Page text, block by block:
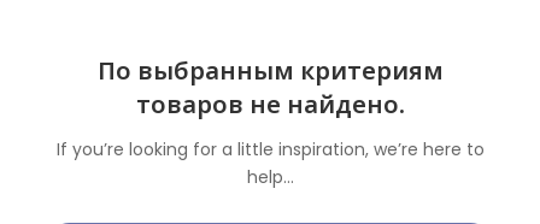
По выбранным критериям
товаров не найдено.
If you’re looking for a little inspiration, we’re here to
help...